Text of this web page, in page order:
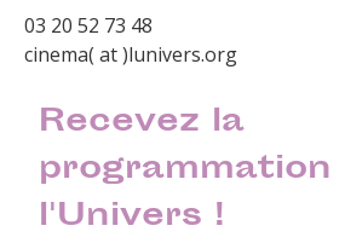
03 20 52 73 48
cinema( at )lunivers.org
Recevez la
programmation
l'Univers !